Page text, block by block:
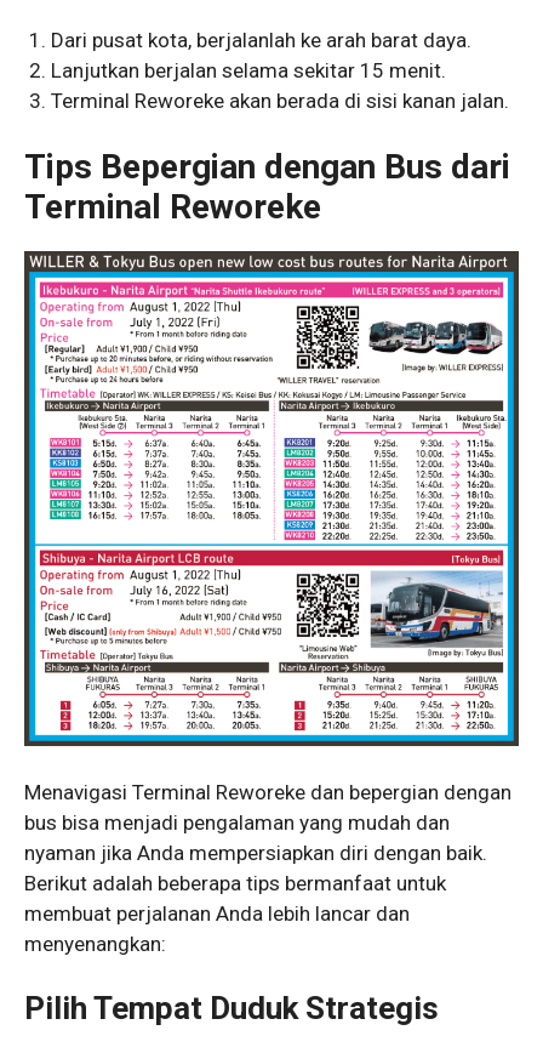
Dari pusat kota, berjalanlah ke arah barat daya.
Lanjutkan berjalan selama sekitar 15 menit.
Terminal Reworeke akan berada di sisi kanan jalan.
Tips Bepergian dengan Bus dari
Terminal Reworeke
Menavigasi Terminal Reworeke dan bepergian dengan
bus bisa menjadi pengalaman yang mudah dan
nyaman jika Anda mempersiapkan diri dengan baik.
Berikut adalah beberapa tips bermanfaat untuk
membuat perjalanan Anda lebih lancar dan
menyenangkan:
Pilih Tempat Duduk Strategis